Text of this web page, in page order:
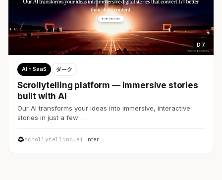
D 7
AI・SaaS ダーク
Scrollytelling platform — immersive stories
built with AI
Our AI transforms your ideas into immersive, interactive
stories in just a few …
scrollytelling.ai· Inter